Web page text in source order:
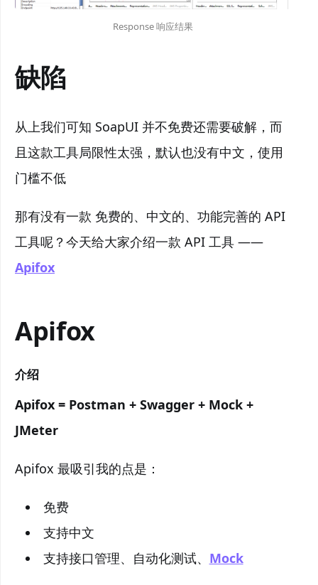
Response 响应结果
缺陷
从上我们可知 SoapUI 并不免费还需要破解，而
且这款工具局限性太强，默认也没有中文，使用
门槛不低
那有没有一款 免费的、中文的、功能完善的 API
工具呢？今天给大家介绍一款 API 工具 ——
Apifox
Apifox
介绍
Apifox = Postman + Swagger + Mock +
JMeter
Apifox 最吸引我的点是：
免费
支持中文
支持接口管理、自动化测试、 Mock